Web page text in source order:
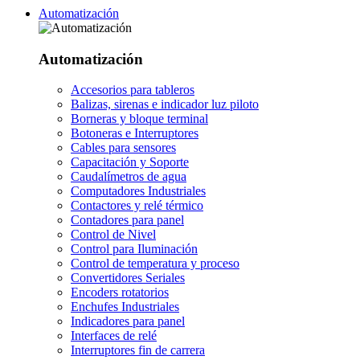
Automatización
Automatización
Accesorios para tableros
Balizas, sirenas e indicador luz piloto
Borneras y bloque terminal
Botoneras e Interruptores
Cables para sensores
Capacitación y Soporte
Caudalímetros de agua
Computadores Industriales
Contactores y relé térmico
Contadores para panel
Control de Nivel
Control para Iluminación
Control de temperatura y proceso
Convertidores Seriales
Encoders rotatorios
Enchufes Industriales
Indicadores para panel
Interfaces de relé
Interruptores fin de carrera